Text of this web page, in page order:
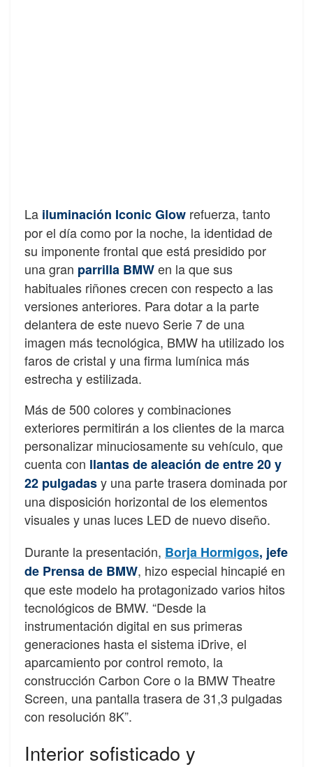
La iluminación Iconic Glow refuerza, tanto
por el día como por la noche, la identidad de
su imponente frontal que está presidido por
una gran parrilla BMWen la que sus
habituales riñones crecen con respecto a las
versiones anteriores. Para dotar a la parte
delantera de este nuevo Serie 7 de una
imagen más tecnológica, BMW ha utilizado los
faros de cristal y una firma lumínica más
estrecha y estilizada.
Más de 500 colores y combinaciones
exteriores permitirán a los clientes de la marca
personalizar minuciosamente su vehículo, que
cuenta con llantas de aleación de entre 20 y
22 pulgadasy una parte trasera dominada por
una disposición horizontal de los elementos
visuales y unas luces LED de nuevo diseño.
Durante la presentación, Borja Hormigos, jefe
de Prensa de BMW, hizo especial hincapié en
que este modelo ha protagonizado varios hitos
tecnológicos de BMW. “Desde la
instrumentación digital en sus primeras
generaciones hasta el sistema iDrive, el
aparcamiento por control remoto, la
construcción Carbon Core o la BMW Theatre
Screen, una pantalla trasera de 31,3 pulgadas
con resolución 8K”.
Interior sofisticado y